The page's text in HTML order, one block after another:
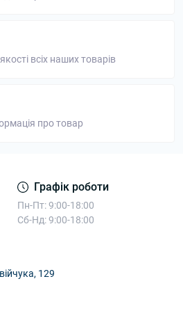
всіх наших товарів
про товар
Графік роботи
Пн-Пт: 9:00-18:00
Сб-Нд: 9:00-18:00
129